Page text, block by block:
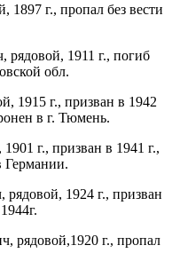
1897 г., пропал без вести
рядовой, 1911 г., погиб
обл.
1915 г., призван в 1942
в г. Тюмень.
г., призван в 1941 г.,
Германии.
рядовой, 1924 г., призван
рядовой,1920 г., пропал